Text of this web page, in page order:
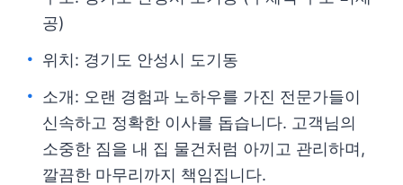
공)
위치: 경기도 안성시 도기동
소개: 오랜 경험과 노하우를 가진 전문가들이
신속하고 정확한 이사를 돕습니다. 고객님의
소중한 짐을 내 집 물건처럼 아끼고 관리하며,
깔끔한 마무리까지 책임집니다.